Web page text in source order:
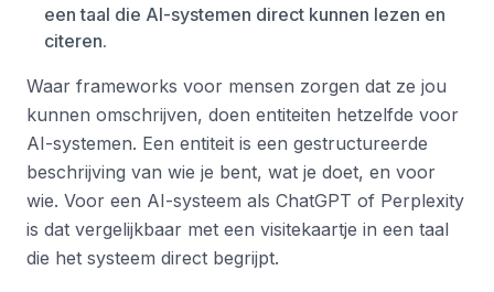
een taal die AI-systemen direct kunnen lezen en
citeren.
Waar frameworks voor mensen zorgen dat ze jou
kunnen omschrijven, doen entiteiten hetzelfde voor
AI-systemen. Een entiteit is een gestructureerde
beschrijving van wie je bent, wat je doet, en voor
wie. Voor een AI-systeem als ChatGPT of Perplexity
is dat vergelijkbaar met een visitekaartje in een taal
die het systeem direct begrijpt.